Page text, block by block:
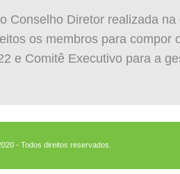
Conselho Diretor realizada
os membros para compor
e Comitê Executivo para a
- Todos direitos reservados.